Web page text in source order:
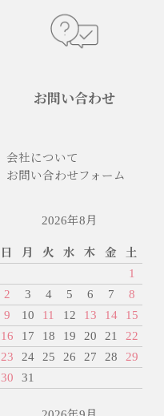
お問い合わせ
会社について
お問い合わせフォーム
2026年8月
日 月 火 水 木 金
土
1
2
3 4 5 6 7
8
9
10 11 12 13 14
15
16
17 18 19 20 21
22
23
24 25 26 27 28
29
30
31